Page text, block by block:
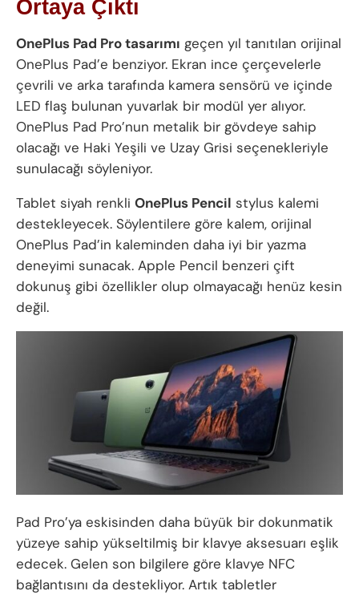
Ortaya Çıktı
OnePlus Pad Pro tasarımı geçen yıl tanıtılan orijinal
OnePlus Pad’e benziyor. Ekran ince çerçevelerle
çevrili ve arka tarafında kamera sensörü ve içinde
LED flaş bulunan yuvarlak bir modül yer alıyor.
OnePlus Pad Pro’nun metalik bir gövdeye sahip
olacağı ve Haki Yeşili ve Uzay Grisi seçenekleriyle
sunulacağı söyleniyor.
Tablet siyah renkli OnePlus Pencil stylus kalemi
destekleyecek. Söylentilere göre kalem, orijinal
OnePlus Pad’in kaleminden daha iyi bir yazma
deneyimi sunacak. Apple Pencil benzeri çift
dokunuş gibi özellikler olup olmayacağı henüz kesin
değil.
Pad Pro’ya eskisinden daha büyük bir dokunmatik
yüzeye sahip yükseltilmiş bir klavye aksesuarı eşlik
edecek. Gelen son bilgilere göre klavye NFC
bağlantısını da destekliyor. Artık tabletler